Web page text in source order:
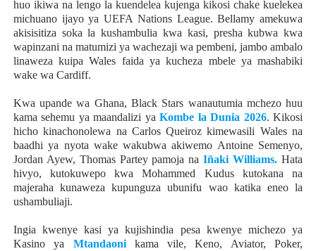
huo ikiwa na lengo la kuendelea kujenga kikosi chake kuelekea
michuano ijayo ya UEFA Nations League. Bellamy amekuwa
akisisitiza soka la kushambulia kwa kasi, presha kubwa kwa
wapinzani na matumizi ya wachezaji wa pembeni, jambo ambalo
linaweza kuipa Wales faida ya kucheza mbele ya mashabiki
wake wa Cardiff.
Kwa upande wa Ghana, Black Stars wanautumia mchezo huu
kama sehemu ya maandalizi yaKombe la Dunia 2026. Kikosi
hicho kinachonolewa na Carlos Queiroz kimewasili Wales na
baadhi ya nyota wake wakubwa akiwemo Antoine Semenyo,
Jordan Ayew, Thomas Partey pamoja naIñaki Williams. Hata
hivyo, kutokuwepo kwa Mohammed Kudus kutokana na
majeraha kunaweza kupunguza ubunifu wao katika eneo la
ushambuliaji.
Ingia kwenye kasi ya kujishindia pesa kwenye michezo ya
Kasino ya Mtandaonikama vile, Keno, Aviator, Poker,